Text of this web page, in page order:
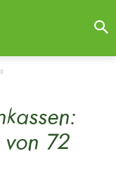
72